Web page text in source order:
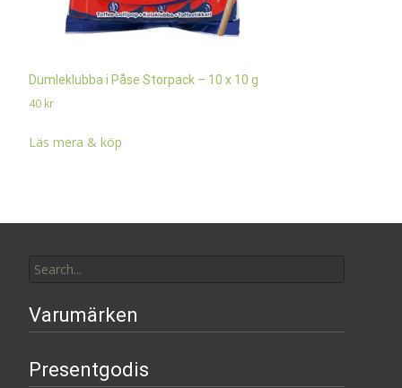
Dumleklubba i Påse Storpack – 10 x 10 g
40 kr
Läs mera & köp
for:
Varumärken
Presentgodis